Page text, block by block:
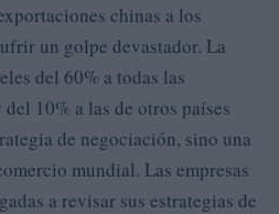
chinas a los
un golpe devastador. La
del 60% a todas las
10% a las de otros países
de negociación, sino una
mundial. Las empresas
a revisar sus estrategias de